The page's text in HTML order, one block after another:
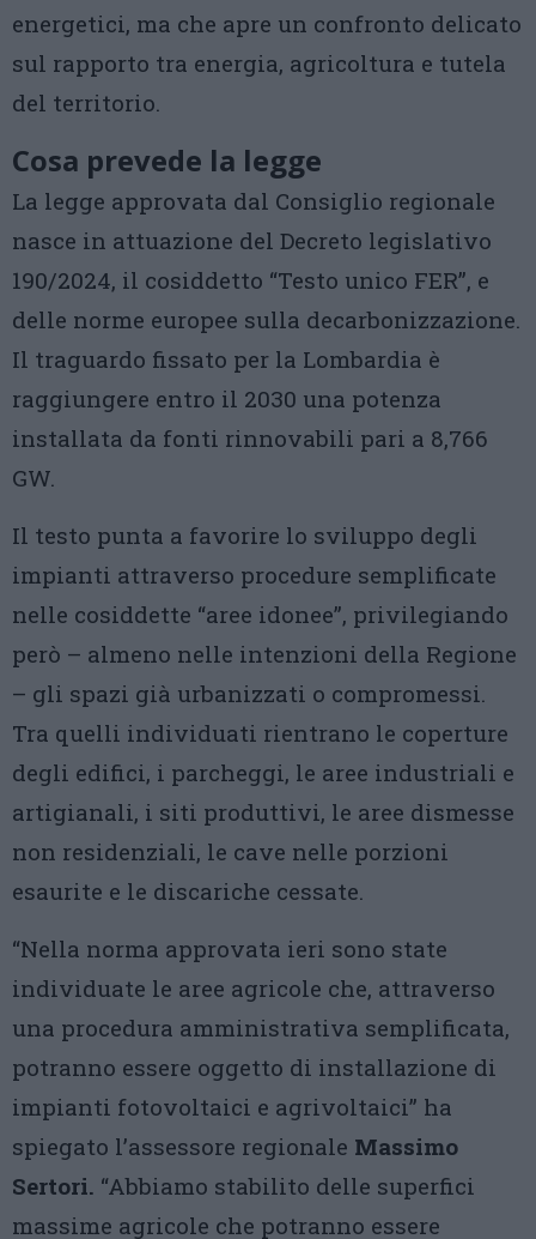
energetici, ma che apre un confronto delicato
sul rapporto tra energia, agricoltura e tutela
del territorio.
Cosa prevede la legge
La legge approvata dal Consiglio regionale
nasce in attuazione del Decreto legislativo
190/2024, il cosiddetto “Testo unico FER”, e
delle norme europee sulla decarbonizzazione.
Il traguardo fissato per la Lombardia è
raggiungere entro il 2030 una potenza
installata da fonti rinnovabili pari a 8,766
GW.
Il testo punta a favorire lo sviluppo degli
impianti attraverso procedure semplificate
nelle cosiddette “aree idonee”, privilegiando
però – almeno nelle intenzioni della Regione
– gli spazi già urbanizzati o compromessi.
Tra quelli individuati rientrano le coperture
degli edifici, i parcheggi, le aree industriali e
artigianali, i siti produttivi, le aree dismesse
non residenziali, le cave nelle porzioni
esaurite e le discariche cessate.
“Nella norma approvata ieri sono state
individuate le aree agricole che, attraverso
una procedura amministrativa semplificata,
potranno essere oggetto di installazione di
impianti fotovoltaici e agrivoltaici” ha
spiegato l’assessore regionale Massimo
Sertori. “Abbiamo stabilito delle superfici
massime agricole che potranno essere